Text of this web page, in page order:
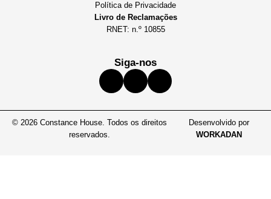
Política de Privacidade
Livro de Reclamações
RNET: n.º 10855
Siga-nos
© 2026 Constance House. Todos os direitos
reservados.
Desenvolvido por
WORKADAN